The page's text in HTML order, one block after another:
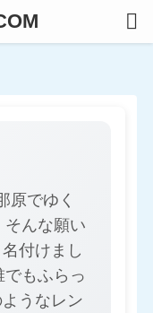
原でゆく
そんな願い
付けまし
もふらっ
うなレン